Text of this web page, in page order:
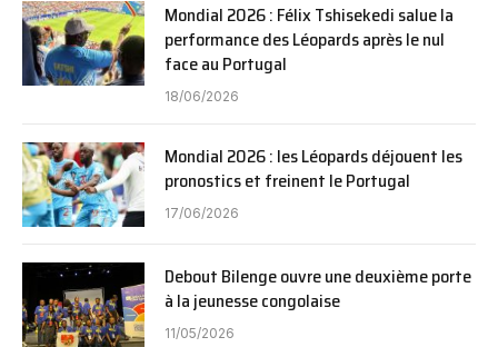
Mondial 2026 : Félix Tshisekedi salue la
performance des Léopards après le nul
face au Portugal
18/06/2026
Mondial 2026 : les Léopards déjouent les
pronostics et freinent le Portugal
17/06/2026
Debout Bilenge ouvre une deuxième porte
à la jeunesse congolaise
11/05/2026